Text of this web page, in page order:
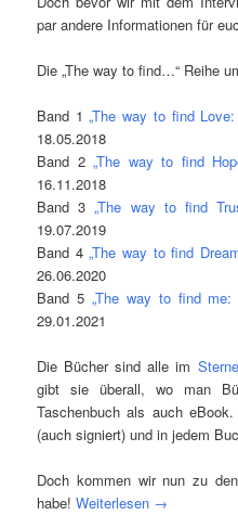
par andere Informationen für
Die „The way to find…“ Reihe
Band 1 „The way to find
18.05.2018
Band 2„The way to find
16.11.2018
Band 3„The way to find
19.07.2019
Band 4„The way to find
26.06.2020
Band 5 „The way to find
29.01.2021
Die Bücher sind alle im
gibt sie überall, wo man
Taschenbuch als auch
(auch signiert) und in jedem
Doch kommen wir nun zu
habe!Weiterlesen →